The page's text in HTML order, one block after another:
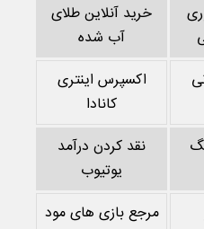
خرید آنلاین طلای
آب شده
اکسپرس اینتری
کانادا
نقد کردن درآمد
یوتیوب
مرجع بازی های مود